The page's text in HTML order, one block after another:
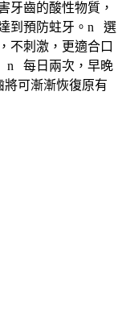
牙齒的酸性物質，
到預防蛀牙。 n
選
，不刺激， 更適合口
n
每日兩次，早晚
將可漸漸恢復原有